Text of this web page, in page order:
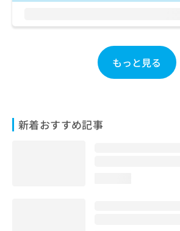
もっと見る
新着おすすめ記事
ら